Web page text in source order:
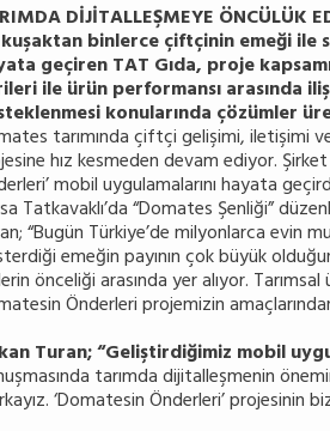
DİJİTALLEŞMEYE ÖNCÜLÜK
binlerce çiftçinin emeği ile
geçiren TAT Gıda, proje
ile ürün performansı arasında
konularında çözümler
tarımında çiftçi gelişimi, iletişimi
hız kesmeden devam ediyor.
mobil uygulamalarını hayata
Tatkavaklı’da “Domates Şenliği”
“Bugün Türkiye’de milyonlarca evin
emeğin payının çok büyük
önceliği arasında yer alıyor.
Önderleri projemizin
Turan; “Geliştirdiğimiz mobil
tarımda dijitalleşmenin
‘Domatesin Önderleri’ projesinin